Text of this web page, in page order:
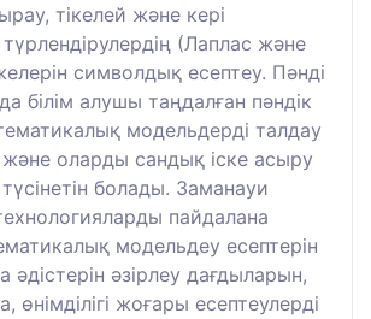
тікелей және кері
(Лаплас және
символдық есептеу. Пәнді
білім алушы таңдалған пәндік
модельдерді талдау
оларды сандық іске асыру
болады. Заманауи
пайдалана
модельдеу есептерін
әзірлеу дағдыларын,
өнімділігі жоғары есептеулерді